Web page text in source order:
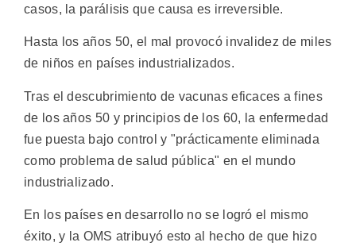
casos, la parálisis que causa es irreversible.
Hasta los años 50, el mal provocó invalidez de miles
de niños en países industrializados.
Tras el descubrimiento de vacunas eficaces a fines
de los años 50 y principios de los 60, la enfermedad
fue puesta bajo control y "prácticamente eliminada
como problema de salud pública" en el mundo
industrializado.
En los países en desarrollo no se logró el mismo
éxito, y la OMS atribuyó esto al hecho de que hizo